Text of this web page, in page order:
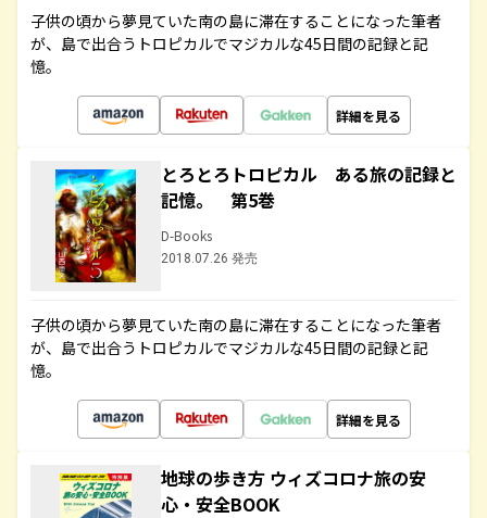
子供の頃から夢見ていた南の島に滞在することになった筆者
が、島で出合うトロピカルでマジカルな45日間の記録と記
憶。
詳細を見る
とろとろトロピカル ある旅の記録と
記憶。 第5巻
D-Books
2018.07.26 発売
子供の頃から夢見ていた南の島に滞在することになった筆者
が、島で出合うトロピカルでマジカルな45日間の記録と記
憶。
詳細を見る
地球の歩き方 ウィズコロナ旅の安
心・安全BOOK